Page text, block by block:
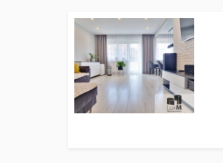
GORZÓW
WIELKOPOLSKI